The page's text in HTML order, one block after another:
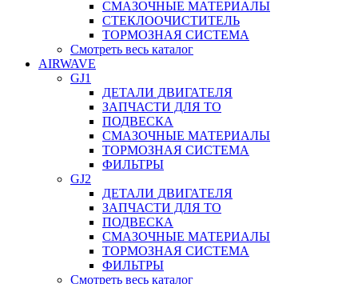
СМАЗОЧНЫЕ МАТЕРИАЛЫ
СТЕКЛООЧИСТИТЕЛЬ
ТОРМОЗНАЯ СИСТЕМА
Смотреть весь каталог
AIRWAVE
GJ1
ДЕТАЛИ ДВИГАТЕЛЯ
ЗАПЧАСТИ ДЛЯ ТО
ПОДВЕСКА
СМАЗОЧНЫЕ МАТЕРИАЛЫ
ТОРМОЗНАЯ СИСТЕМА
ФИЛЬТРЫ
GJ2
ДЕТАЛИ ДВИГАТЕЛЯ
ЗАПЧАСТИ ДЛЯ ТО
ПОДВЕСКА
СМАЗОЧНЫЕ МАТЕРИАЛЫ
ТОРМОЗНАЯ СИСТЕМА
ФИЛЬТРЫ
Смотреть весь каталог